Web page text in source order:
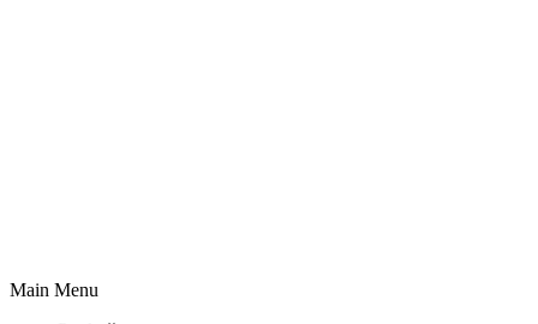
Main Menu